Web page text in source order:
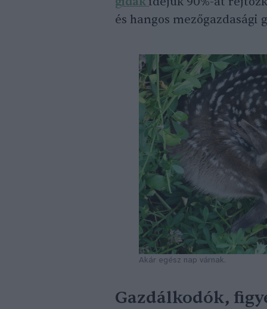
és hangos mezőgazdasági
Akár egész nap várnak.
Gazdálkodók,